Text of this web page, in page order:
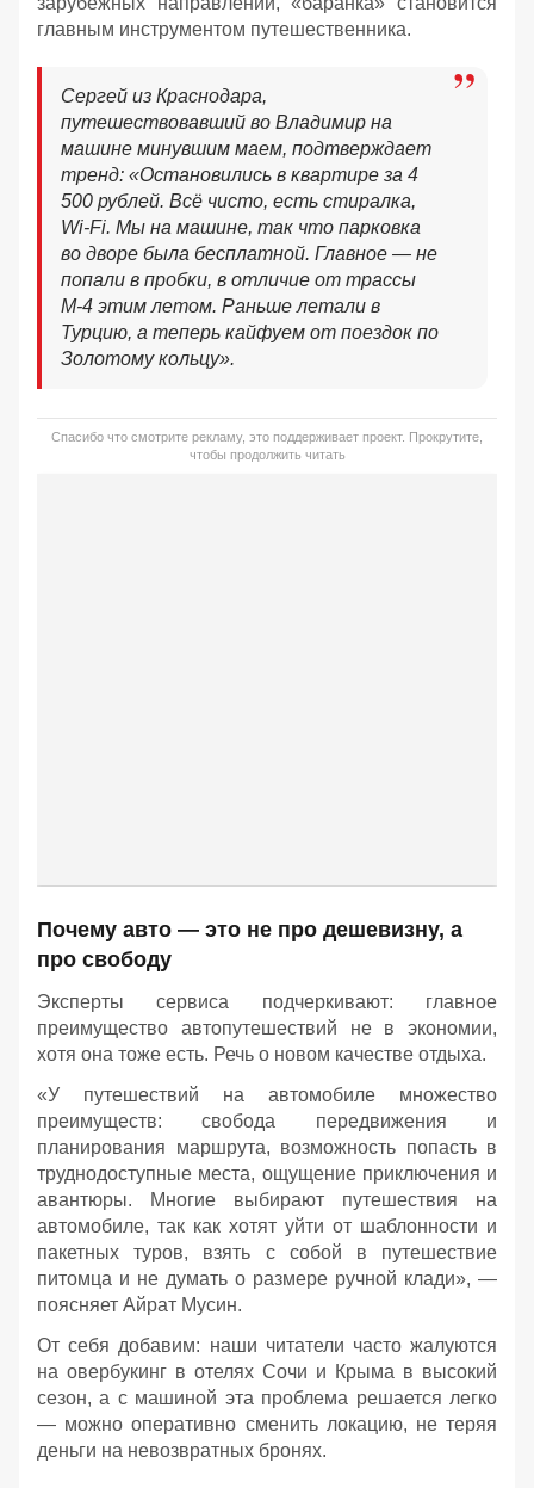
зарубежных направлений, «баранка» становится
главным инструментом путешественника.
Сергей из Краснодара,
путешествовавший во Владимир на
машине минувшим маем, подтверждает
тренд: «Остановились в квартире за 4
500 рублей. Всё чисто, есть стиралка,
Wi-Fi. Мы на машине, так что парковка
во дворе была бесплатной. Главное — не
попали в пробки, в отличие от трассы
М-4 этим летом. Раньше летали в
Турцию, а теперь кайфуем от поездок по
Золотому кольцу».
Спасибо что смотрите рекламу, это поддерживает проект. Прокрутите,
чтобы продолжить читать
Почему авто — это не про дешевизну, а
про свободу
Эксперты сервиса подчеркивают: главное
преимущество автопутешествий не в экономии,
хотя она тоже есть. Речь о новом качестве отдыха.
«У путешествий на автомобиле множество
преимуществ: свобода передвижения и
планирования маршрута, возможность попасть в
труднодоступные места, ощущение приключения и
авантюры. Многие выбирают путешествия на
автомобиле, так как хотят уйти от шаблонности и
пакетных туров, взять с собой в путешествие
питомца и не думать о размере ручной клади», —
поясняет Айрат Мусин.
От себя добавим: наши читатели часто жалуются
на овербукинг в отелях Сочи и Крыма в высокий
сезон, а с машиной эта проблема решается легко
— можно оперативно сменить локацию, не теряя
деньги на невозвратных бронях.